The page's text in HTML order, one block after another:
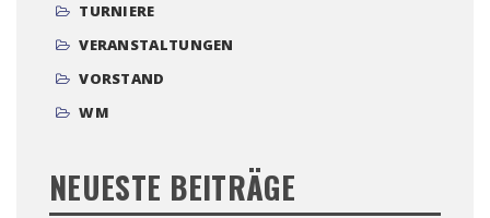
TURNIERE
VERANSTALTUNGEN
VORSTAND
WM
NEUESTE BEITRÄGE